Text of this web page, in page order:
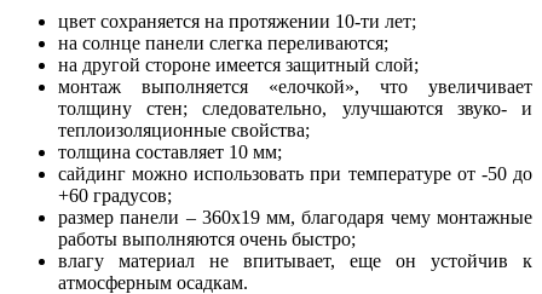
цвет сохраняется на протяжении 10-ти лет;
на солнце панели слегка переливаются;
на другой стороне имеется защитный слой;
монтаж выполняется «елочкой», что увеличивает
толщину стен; следовательно, улучшаются звуко- и
теплоизоляционные свойства;
толщина составляет 10 мм;
сайдинг можно использовать при температуре от -50 до
+60 градусов;
размер панели – 360х19 мм, благодаря чему монтажные
работы выполняются очень быстро;
влагу материал не впитывает, еще он устойчив к
атмосферным осадкам.